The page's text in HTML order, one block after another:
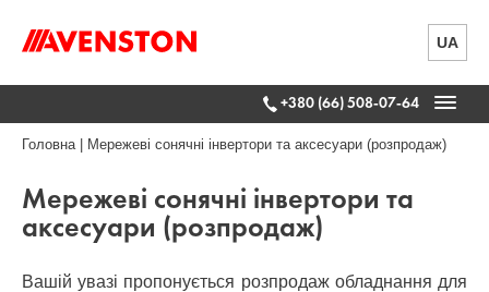
UA
+380 (66) 508-07-64
Головна| Мережеві сонячні інвертори та аксесуари (розпродаж)
Мережеві сонячні інвертори та
аксесуари (розпродаж)
Вашій увазі пропонується розпродаж обладнання для